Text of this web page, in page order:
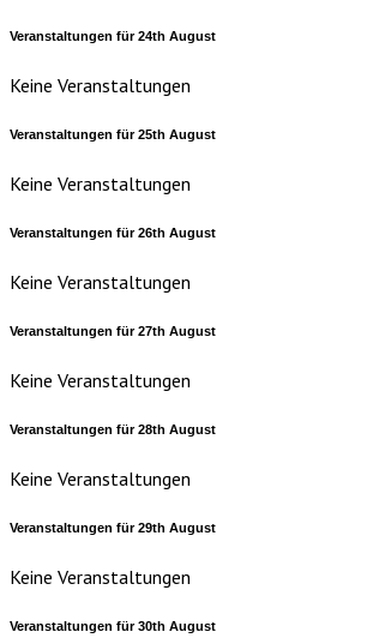
Veranstaltungen für24th August
Keine Veranstaltungen
Veranstaltungen für25th August
Keine Veranstaltungen
Veranstaltungen für26th August
Keine Veranstaltungen
Veranstaltungen für27th August
Keine Veranstaltungen
Veranstaltungen für28th August
Keine Veranstaltungen
Veranstaltungen für29th August
Keine Veranstaltungen
Veranstaltungen für30th August